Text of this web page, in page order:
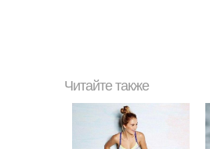
Читайте также